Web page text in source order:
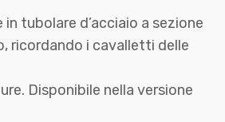
tubolare d’acciaio a sezione
ricordando i cavalletti delle
Disponibile nella versione